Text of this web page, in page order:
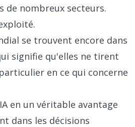
de nombreux secteurs.
se trouvent encore dans
signifie qu'elles ne tirent
en ce qui concerne
en un véritable avantage
dans les décisions